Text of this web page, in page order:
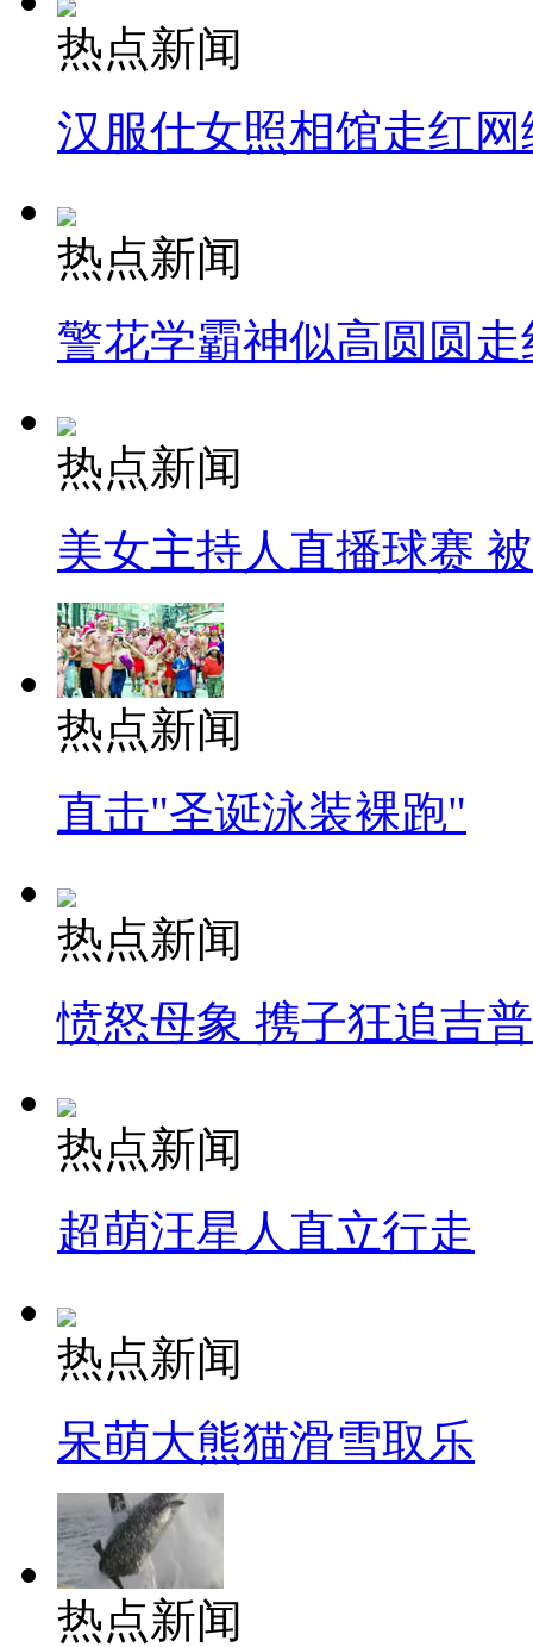
热点新闻
汉服仕女照相馆走红网
热点新闻
警花学霸神似高圆圆走
热点新闻
美女主持人直播球赛
热点新闻
直击"圣诞泳装裸跑"
热点新闻
愤怒母象 携子狂追吉
热点新闻
超萌汪星人直立行走
热点新闻
呆萌大熊猫滑雪取乐
热点新闻